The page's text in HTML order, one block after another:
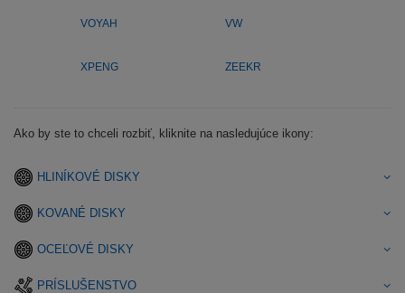
VOYAH VW
XPENG ZEEKR
Ako by ste to chceli rozbiť, kliknite na nasledujúce ikony:
HLINÍKOVÉ DISKY
KOVANÉ DISKY
OCEĽOVÉ DISKY
PRÍSLUŠENSTVO